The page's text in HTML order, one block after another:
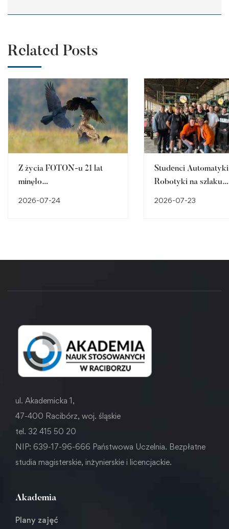
Related Posts
Z życia FOTON-u 21 lat
minęło…
2026-07-24
Studenci
Robotyki na szlaku
2026-07-23
ul. Akademicka 1,
47-400 Racibórz, woj. śląskie
tel. 32 415 50 20
NIP: 639-17-96-666 Państwowa Uczelnia. Bezpłatne
studia magisterskie, inżynierskie i licencjackie.
Akademia
Plany zajęć